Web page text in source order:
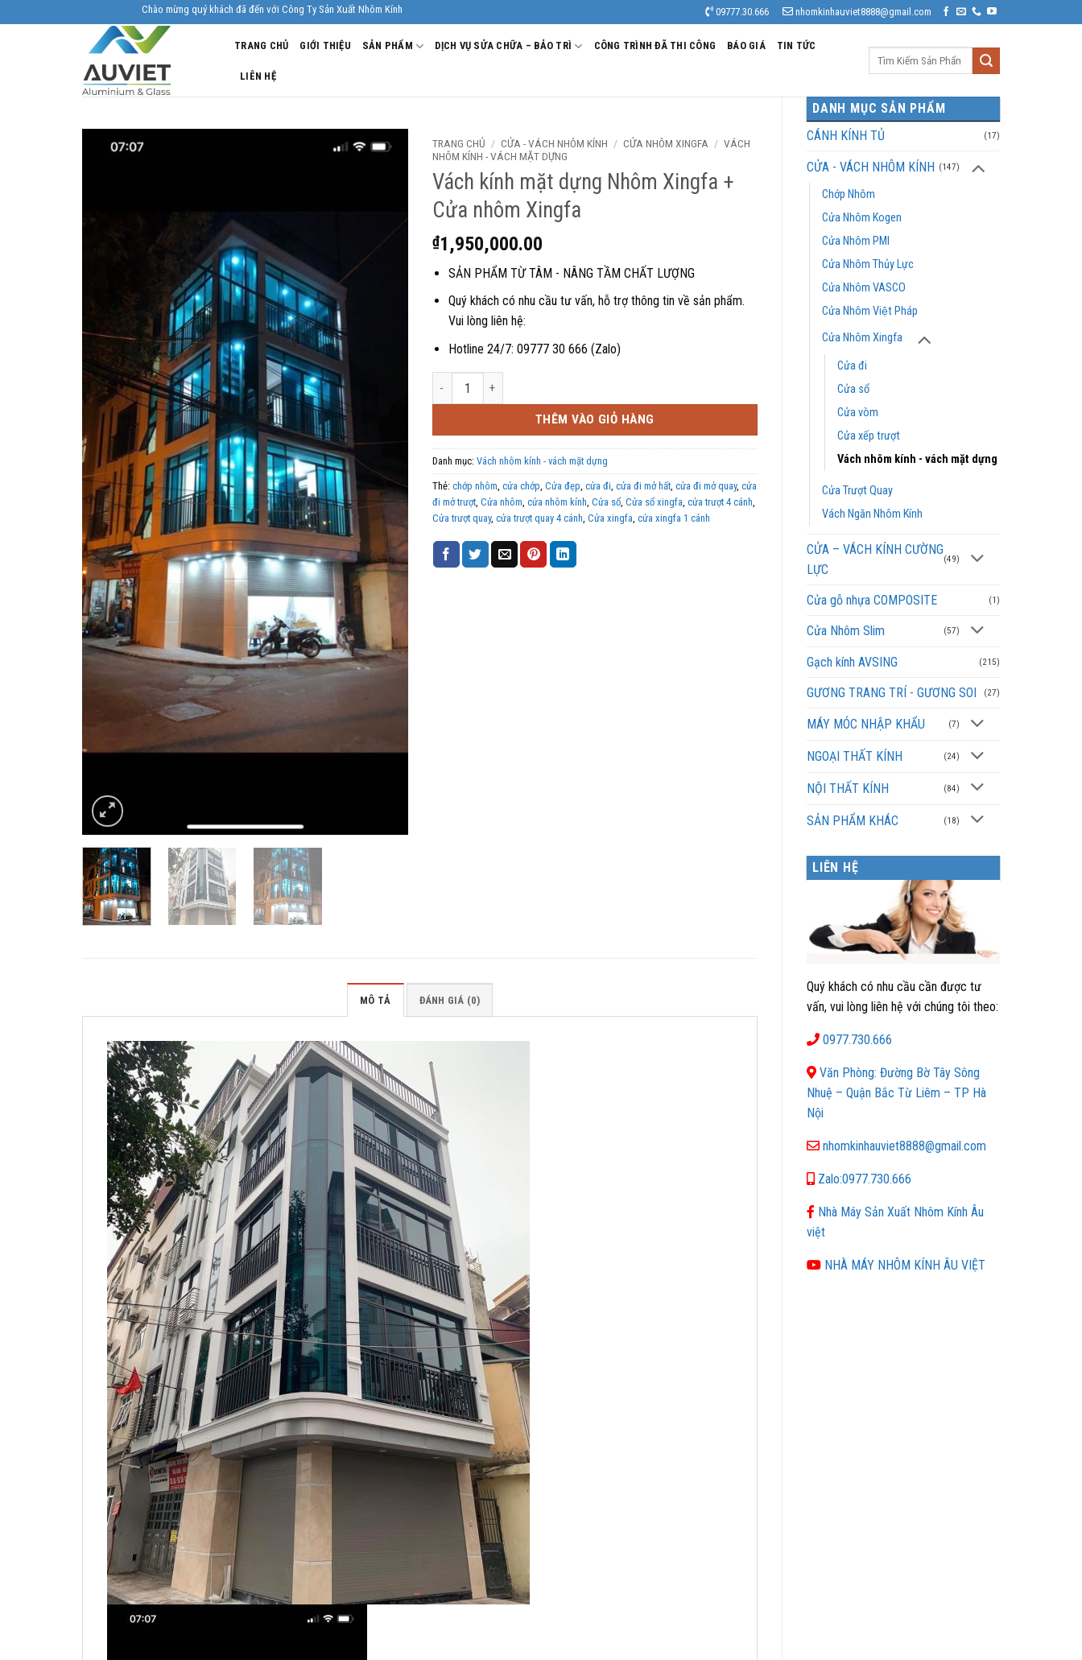
to
Chào mừng quý khách đã đến với Công Ty Sản Xuất Nhôm Kính Âu Viêt. Nhà Sản xuất - Thi công Nhôm kính uy tín, chất lượng. 09777.30.666 nhomkinhauviet8888@gmail.com
TRANG CHỦ GIỚI THIỆU SẢN PHẨM DỊCH VỤ SỬA CHỮA – BẢO TRÌ CÔNG TRÌNH ĐÃ THI CÔNG BÁO GIÁ TIN TỨC
LIÊN HỆ
DANH MỤC SẢN PHẨM
CÁNH KÍNH TỦ
(17)
CỬA - VÁCH NHÔM KÍNH (147)
Chớp Nhôm
Cửa Nhôm Kogen
Cửa Nhôm PMI
Cửa Nhôm Thủy Lực
Cửa Nhôm VASCO
Cửa Nhôm Việt Pháp
Cửa Nhôm Xingfa
Cửa đi
Cửa sổ
Cửa vòm
Cửa xếp trượt
Vách nhôm kính - vách mặt dựng
Cửa Trượt Quay
Vách Ngăn Nhôm Kính
CỬA – VÁCH KÍNH CƯỜNG
LỰC
(49)
Cửa gỗ nhựa COMPOSITE (1)
Cửa Nhôm Slim (57)
Gạch kính AVSING (215)
GƯƠNG TRANG TRÍ - GƯƠNG SOI (27)
MÁY MÓC NHẬP KHẨU (7)
NGOẠI THẤT KÍNH (24)
NỘI THẤT KÍNH (84)
SẢN PHẨM KHÁC (18)
LIÊN HỆ
Quý khách có nhu cầu cần được tư
vấn, vui lòng liên hệ với chúng tôi theo:
0977.730.666
Văn Phòng: Đường Bờ Tây Sông
Nhuệ – Quận Bắc Từ Liêm – TP Hà
Nội
nhomkinhauviet8888@gmail.com
Zalo:0977.730.666
Nhà Máy Sản Xuất Nhôm Kính Âu
việt
NHÀ MÁY NHÔM KÍNH ÂU VIỆT
TRANG CHỦ / CỬA - VÁCH NHÔM KÍNH / CỬA NHÔM XINGFA / VÁCH
NHÔM KÍNH - VÁCH MẶT DỰNG
Vách kính mặt dựng Nhôm Xingfa +
Cửa nhôm Xingfa
₫1,950,000.00
SẢN PHẨM TỪ TÂM - NÂNG TẦM CHẤT LƯỢNG
Quý khách có nhu cầu tư vấn, hỗ trợ thông tin về sản phẩm.
Vui lòng liên hệ:
Hotline 24/7: 09777 30 666 (Zalo)
Vách kính mặt dựng Nhôm Xingfa + Cửa nhôm Xingfa số lượng
THÊM VÀO GIỎ HÀNG
Danh mục: Vách nhôm kính - vách mặt dựng
Thẻ: chớp nhôm, cửa chớp, Cửa đẹp, cửa đi, cửa đi mở hất, cửa đi mở quay, cửa
đi mở trượt, Cửa nhôm, cửa nhôm kính, Cửa sổ, Cửa sổ xingfa, cửa trượt 4 cánh,
Cửa trượt quay, cửa trượt quay 4 cánh, Cửa xingfa, cửa xingfa 1 cánh
MÔ TẢ ĐÁNH GIÁ (0)